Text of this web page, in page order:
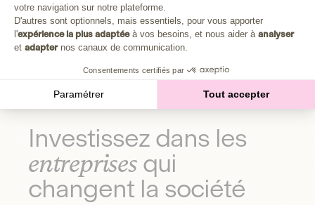
Plongez au cœur de la fabrique d'une autre économie,
celle qui fait du bien à la planète et aux humains.
Découvrir notre média
Investissez dans les
entreprises qui
changent la société
votre navigation sur notre plateforme.
D'autres sont optionnels, mais essentiels, pour vous apporter
l'expérience la plus adaptéeà vos besoins, et nous aider à analyser
et adapternos canaux de communication.
Consentements certifiés par
Paramétrer Tout accepter
Axeptio consent